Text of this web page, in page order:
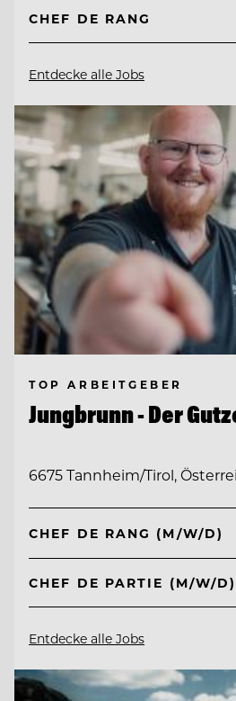
CHEF DE RANG
Entdecke alle Jobs
TOP ARBEITGEBER
Jungbrunn - Der
6675 Tannheim/Tirol,
CHEF DE RANG (M/W/D)
CHEF DE PARTIE (M/W/D)
Entdecke alle Jobs